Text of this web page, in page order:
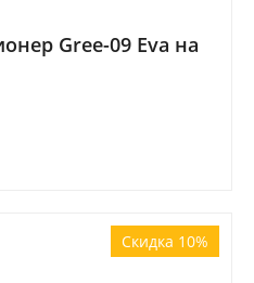
Gree-09 Eva на
Скидка 10%